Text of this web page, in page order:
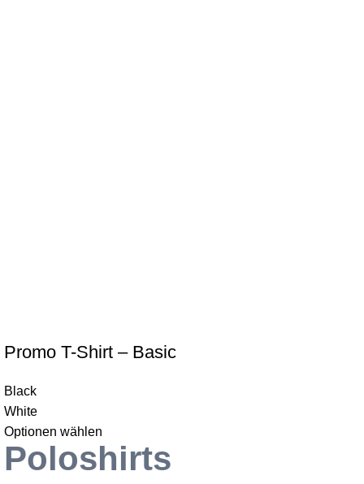
Promo T-Shirt – Basic
Black
White
Optionen wählen
Poloshirts